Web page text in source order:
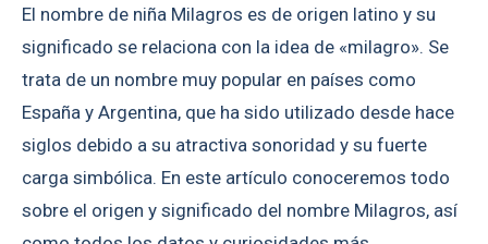
El nombre de niña Milagros es de origen latino y su
significado se relaciona con la idea de «milagro». Se
trata de un nombre muy popular en países como
España y Argentina, que ha sido utilizado desde hace
siglos debido a su atractiva sonoridad y su fuerte
carga simbólica. En este artículo conoceremos todo
sobre el origen y significado del nombre Milagros, así